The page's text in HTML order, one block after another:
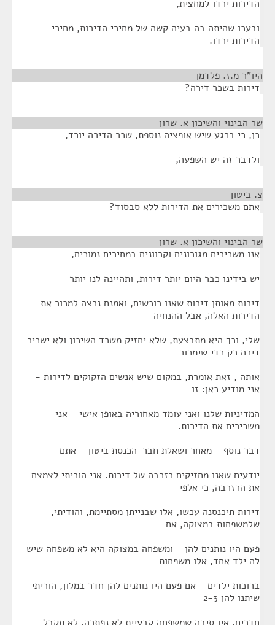
הדירות ירדו למחצית,
ובעכו שהיתה בה בעיה קשה של מחירי הדירות, מחירי
הדירות ירדו.
היו"ר מ.ז. פלדמן
דירות בשכר דירה?
שר הבינוי והשיכון א. שרון
כן, כי ברגע שיש אופציה נוספת, שכר הדירה יורד,
ולדבר זה יש השפעה,
צ. ביטון
אתם משכירים את הדירות ללא סבסוד?
שר הבינוי והשיכון א. שרון
אנו משכירים מגורונים וקרוונים במחירים נמוכים,
יש בידינו כבר היום יותר דירות, ותהיינה לנו יותר
דירות מאותן דירות שאנו רוכשים, ואמנם נרצה למכור את
הדירות האלה, אבל ההנחיה
שלי, וכך היא מתבצעת, שלא יחזיק משרד השיכון ולא ישכיר
דירה רק כדי שימכור
אותה , זאת אומרת, במקום שיש אנשים הזקוקים לדירות -
אני מודיע כאן: זו
המדיניות שלנו ואני עומד מאחוריה באופן אישי - אני
משכירים את הדירות.
דבר נוסף - מאחר ושאלת חבר-הכנסת ביטון - אתם
יודעים שאנו מחזיקים רזרבה של דירות. אני הוריתי לצמצם
את הרזרבה, כי אלפי
דירות תיכנסנה עכשו, אלו שבנייתן מסתיימת, והודיתי,
שלמשפחות במצוקה, אם
פעם היו נותנים להן - ומשפחה במצוקה היא לא משפחה שיש
לה ילד אחד, אלו משפחות
ברוכות ילדים - אם פעם היו נותנים להן חדר במלון, הוריתי
שיתנו להן 2-3